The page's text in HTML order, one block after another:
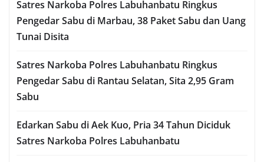
Satres Narkoba Polres Labuhanbatu Ringkus
Pengedar Sabu di Marbau, 38 Paket Sabu dan Uang
Tunai Disita
Satres Narkoba Polres Labuhanbatu Ringkus
Pengedar Sabu di Rantau Selatan, Sita 2,95 Gram
Sabu
Edarkan Sabu di Aek Kuo, Pria 34 Tahun Diciduk
Satres Narkoba Polres Labuhanbatu